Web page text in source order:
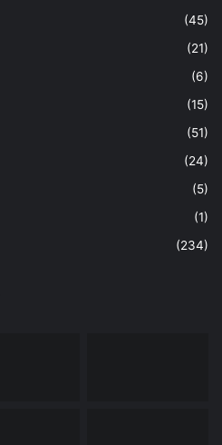
(45)
(21)
(6)
(15)
(51)
(24)
(5)
(1)
(234)